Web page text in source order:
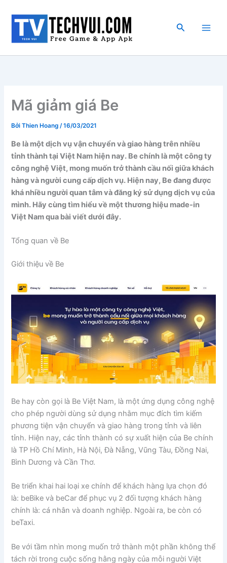
dung
Tìm
Mã giảm giá Be
BởiThien Hoang/16/03/2021
Be là một dịch vụ vận chuyển và giao hàng trên nhiều
tỉnh thành tại Việt Nam hiện nay. Be chính là một công ty
công nghệ Việt, mong muốn trở thành cầu nối giữa khách
hàng và người cung cấp dịch vụ. Hiện nay, Be đang được
khá nhiều người quan tâm và đăng ký sử dụng dịch vụ của
mình. Hãy cùng tìm hiểu về một thương hiệu made-in
Việt Nam qua bài viết dưới đây.
Tổng quan về Be
Giới thiệu về Be
Be hay còn gọi là Be Việt Nam, là một ứng dụng công nghệ
cho phép người dùng sử dụng nhằm mục đích tìm kiếm
phương tiện vận chuyển và giao hàng trong tỉnh và liên
tỉnh. Hiện nay, các tỉnh thành có sự xuất hiện của Be chính
là TP Hồ Chí Minh, Hà Nội, Đà Nẵng, Vũng Tàu, Đồng Nai,
Bình Dương và Cần Thơ.
Be triển khai hai loại xe chính để khách hàng lựa chọn đó
là: beBike và beCar để phục vụ 2 đối tượng khách hàng
chính là: cá nhân và doanh nghiệp. Ngoài ra, be còn có
beTaxi.
Be với tầm nhìn mong muốn trở thành một phần không thể
tách rời trong cuộc sống hằng ngày của mỗi người Việt